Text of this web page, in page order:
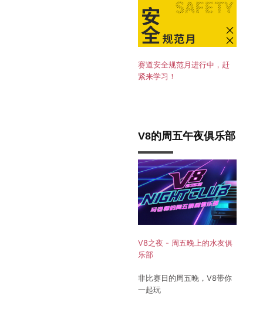
赛道安全规范月进行中，赶
紧来学习！
V8的周五午夜俱乐部
V8之夜 - 周五晚上的水友俱
乐部
非比赛日的周五晚，V8带你
一起玩